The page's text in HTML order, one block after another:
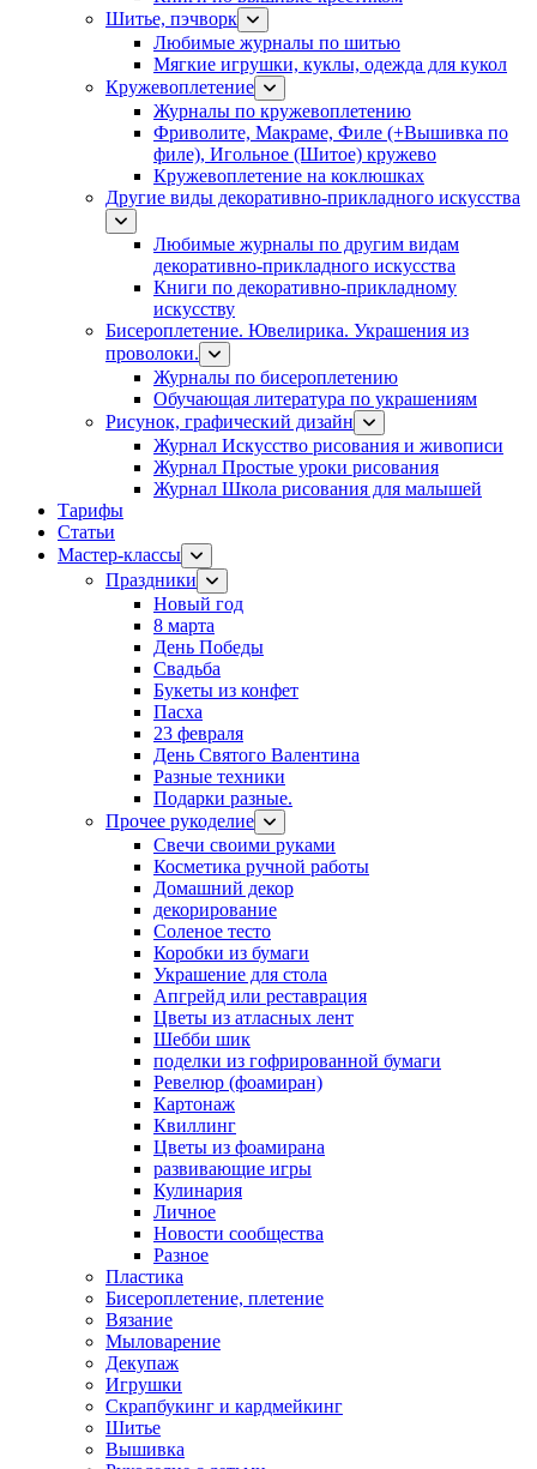
Шитье, пэчворк
Любимые журналы по шитью
Мягкие игрушки, куклы, одежда для кукол
Кружевоплетение
Журналы по кружевоплетению
Фриволите, Макраме, Филе (+Вышивка по
филе), Игольное (Шитое) кружево
Кружевоплетение на коклюшках
Другие виды декоративно-прикладного искусства
Любимые журналы по другим видам
декоративно-прикладного искусства
Книги по декоративно-прикладному
искусству
Бисероплетение. Ювелирика. Украшения из
проволоки.
Журналы по бисероплетению
Обучающая литература по украшениям
Рисунок, графический дизайн
Журнал Искусство рисования и живописи
Журнал Простые уроки рисования
Журнал Школа рисования для малышей
Тарифы
Статьи
Мастер-классы
Праздники
Новый год
8 марта
День Победы
Свадьба
Букеты из конфет
Пасха
23 февраля
День Святого Валентина
Разные техники
Подарки разные.
Прочее рукоделие
Свечи своими руками
Косметика ручной работы
Домашний декор
декорирование
Соленое тесто
Коробки из бумаги
Украшение для стола
Апгрейд или реставрация
Цветы из атласных лент
Шебби шик
поделки из гофрированной бумаги
Ревелюр (фоамиран)
Картонаж
Квиллинг
Цветы из фоамирана
развивающие игры
Кулинария
Личное
Новости сообщества
Разное
Пластика
Бисероплетение, плетение
Вязание
Мыловарение
Декупаж
Игрушки
Скрапбукинг и кардмейкинг
Шитье
Вышивка